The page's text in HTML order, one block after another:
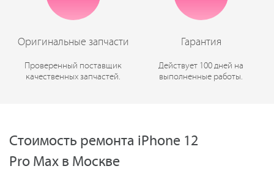
Оригинальные запчасти
Проверенный поставщик
качественных запчастей.
Гарантия
Действует 100 дней на
выполненные работы.
Стоимость ремонта iPhone 12
Pro Max в Москве